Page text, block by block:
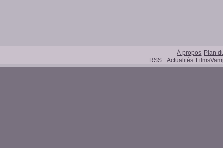
À propos Plan
RSS : Actualités